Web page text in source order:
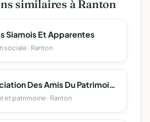
similaires à Ranton
Siamois Et Apparentes
sociale · Ranton
Apra (Association Des Amis Du Patrimoine Rantonais Et Alentours)
et patrimoine · Ranton